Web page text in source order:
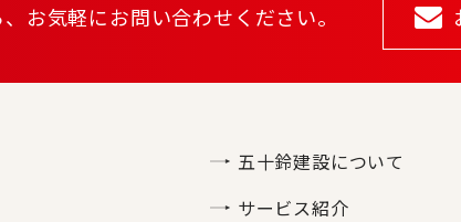
お気軽にお問い合わせください。
五十鈴建設について
サービス紹介